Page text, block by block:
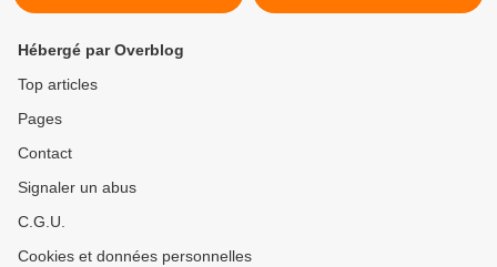
Hébergé par Overblog
Top articles
Pages
Contact
Signaler un abus
C.G.U.
Cookies et données personnelles